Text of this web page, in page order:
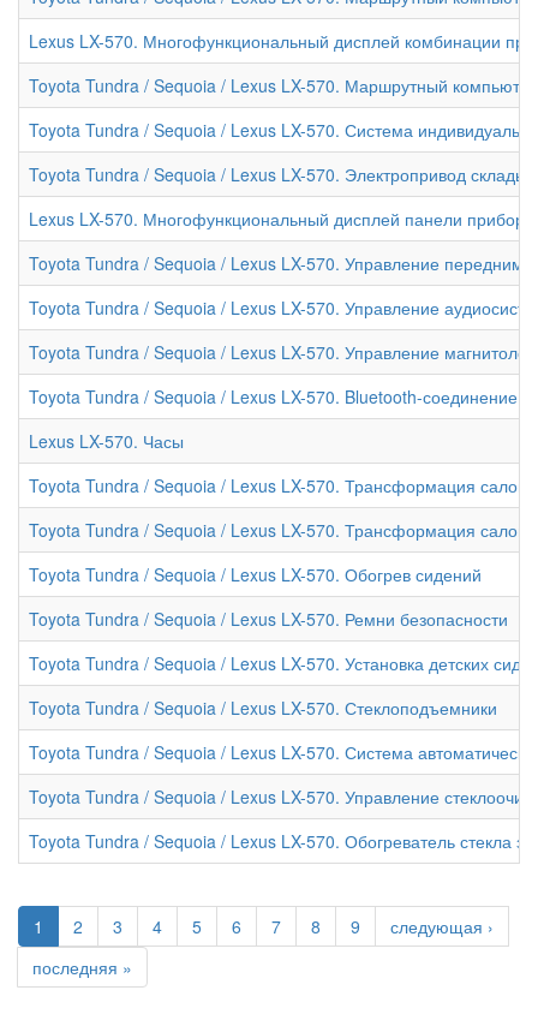
Lexus LX-570. Многофункциональный дисплей комбинации
Toyota Tundra / Sequoia / Lexus LX-570. Маршрутный компьютер
Toyota Tundra / Sequoia / Lexus LX-570. Система
Toyota Tundra / Sequoia / Lexus LX-570. Электропривод
Lexus LX-570. Многофункциональный дисплей панели
Toyota Tundra / Sequoia / Lexus LX-570. Управление передним
Toyota Tundra / Sequoia / Lexus LX-570. Управление
Toyota Tundra / Sequoia / Lexus LX-570. Управление
Toyota Tundra / Sequoia / Lexus LX-570. Bluetooth-соединение
Lexus LX-570. Часы
Toyota Tundra / Sequoia / Lexus LX-570. Трансформация салона
Toyota Tundra / Sequoia / Lexus LX-570. Трансформация салона
Toyota Tundra / Sequoia / Lexus LX-570. Обогрев сидений
Toyota Tundra / Sequoia / Lexus LX-570. Ремни безопасности
Toyota Tundra / Sequoia / Lexus LX-570. Установка детских
Toyota Tundra / Sequoia / Lexus LX-570. Стеклоподъемники
Toyota Tundra / Sequoia / Lexus LX-570. Система
Toyota Tundra / Sequoia / Lexus LX-570. Управление
Toyota Tundra / Sequoia / Lexus LX-570. Обогреватель стекла
1 2 3 4 5 6 7 8 9
следующая ›
последняя »